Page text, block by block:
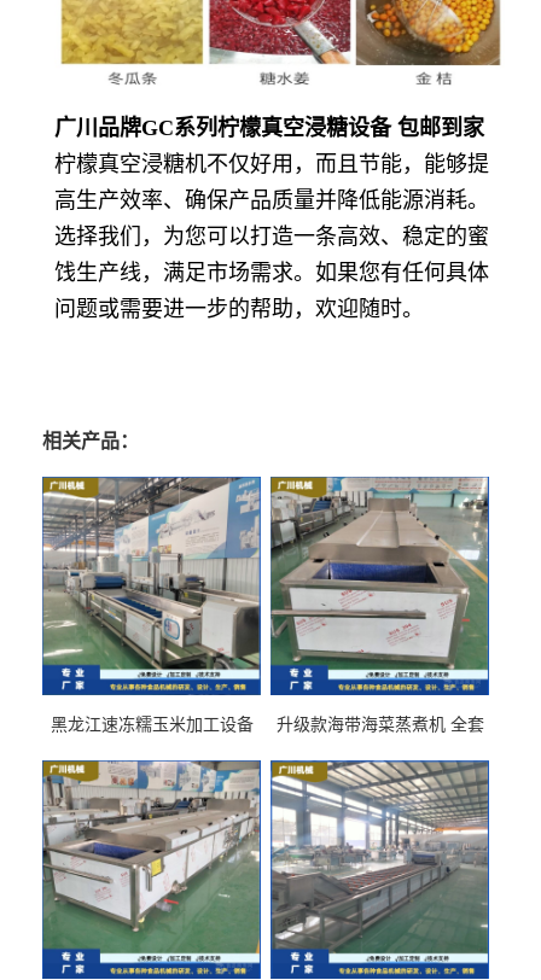
广川品牌GC系列柠檬真空浸糖设备 包邮到家
柠檬真空浸糖机不仅好用，而且节能，能够提
高生产效率、确保产品质量并降低能源消耗。
选择我们，为您可以打造一条高效、稳定的蜜
饯生产线，满足市场需求。如果您有任何具体
问题或需要进一步的帮助，欢迎随时。
相关产品：
黑龙江速冻糯玉米加工设备
升级款海带海菜蒸煮机 全套
到家